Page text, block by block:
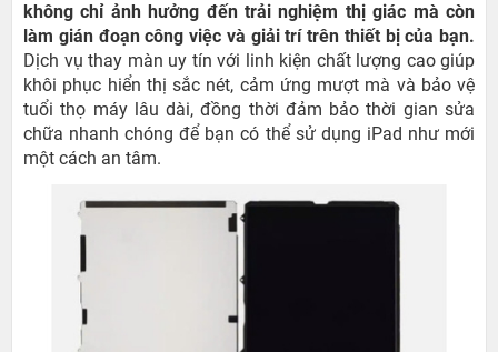
không chỉ ảnh hưởng đến trải nghiệm thị giác mà còn
làm gián đoạn công việc và giải trí trên thiết bị của bạn.
Dịch vụ thay màn uy tín với linh kiện chất lượng cao giúp
khôi phục hiển thị sắc nét, cảm ứng mượt mà và bảo vệ
tuổi thọ máy lâu dài, đồng thời đảm bảo thời gian sửa
chữa nhanh chóng để bạn có thể sử dụng iPad như mới
một cách an tâm.